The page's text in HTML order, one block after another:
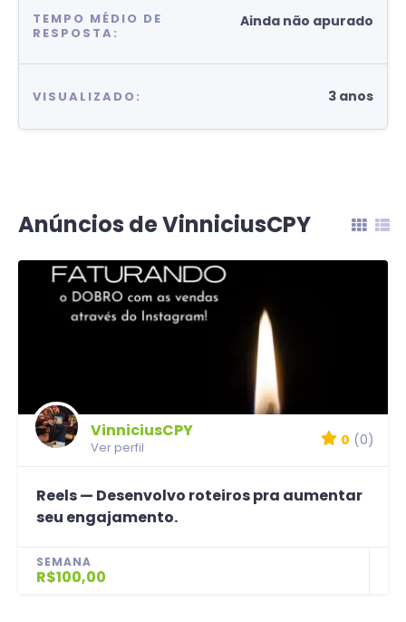
TEMPO MÉDIO DE
RESPOSTA:
Ainda não apurado
VISUALIZADO: 3 anos
Anúncios de VinniciusCPY
VinniciusCPY
Ver perfil 0 (0)
Reels — Desenvolvo roteiros pra aumentar
seu engajamento.
SEMANA
R$100,00